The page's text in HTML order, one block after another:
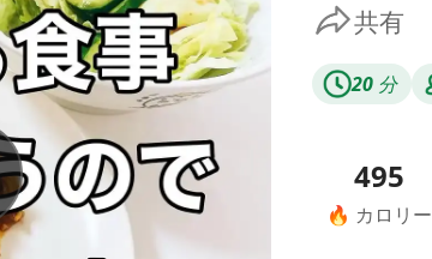
共有
20 分
495
🔥 カロリー